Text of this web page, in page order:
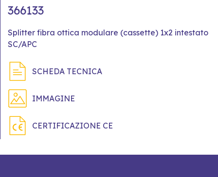
366133
Splitter fibra ottica modulare (cassette) 1x2 intestato
SC/APC
SCHEDA TECNICA
IMMAGINE
CERTIFICAZIONE CE